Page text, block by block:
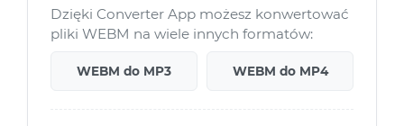
Dzięki Converter App możesz konwertować
pliki WEBM na wiele innych formatów:
WEBM do MP3 WEBM do MP4